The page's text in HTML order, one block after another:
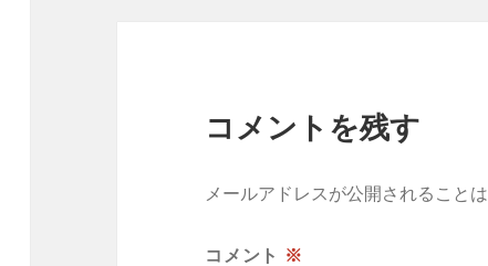
コメントを残す
メールアドレスが公開されることは
コメント ※